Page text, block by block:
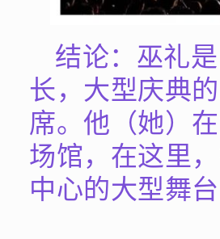
结论：巫礼
长，大型庆典
席。他（她）
场馆，在这里
中心的大型舞